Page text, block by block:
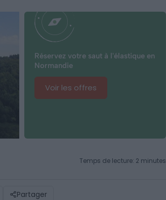
Réservez votre saut à l'élastique en
Normandie
Voir les offres
Temps de lecture: 2 minutes
Partager